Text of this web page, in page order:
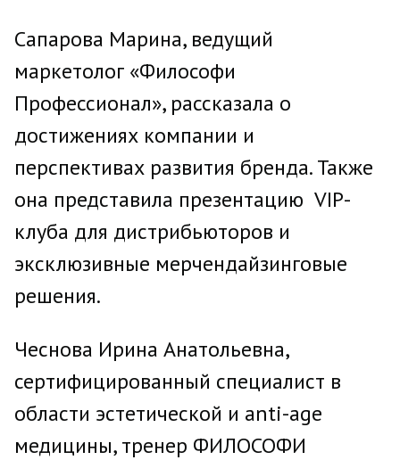
Сапарова Марина, ведущий
маркетолог «Философи
Профессионал», рассказала о
достижениях компании и
перспективах развития бренда. Также
она представила презентацию VIP-
клуба для дистрибьюторов и
эксклюзивные мерчендайзинговые
решения.
Чеснова Ирина Анатольевна,
сертифицированный специалист в
области эстетической и anti-age
медицины, тренер ФИЛОСОФИ